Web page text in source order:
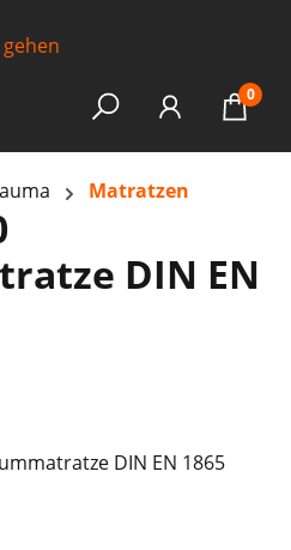
0
Matratzen
DIN EN